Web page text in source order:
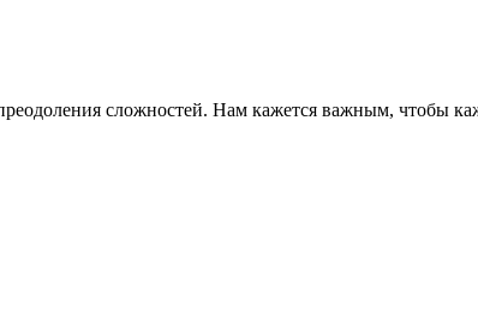
сложностей. Нам кажется важным, чтобы